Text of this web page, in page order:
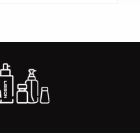
APPRENDRE